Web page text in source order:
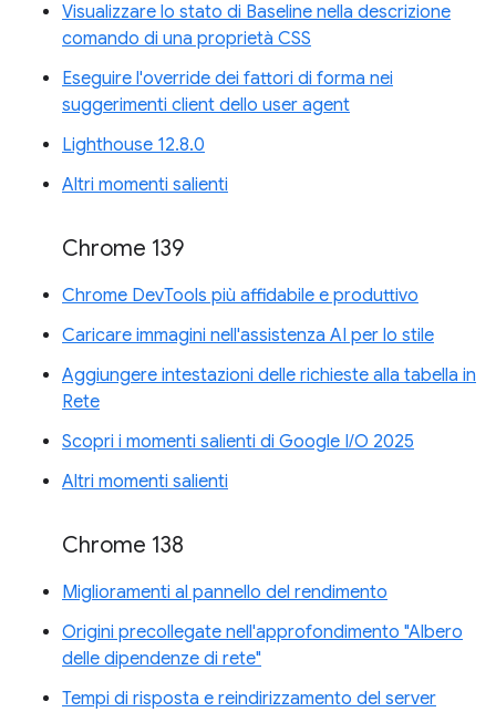
Visualizzare lo stato di Baseline nella descrizione
comando di una proprietà CSS
Eseguire l'override dei fattori di forma nei
suggerimenti client dello user agent
Lighthouse 12.8.0
Altri momenti salienti
Chrome 139
Chrome DevTools più affidabile e produttivo
Caricare immagini nell'assistenza AI per lo stile
Aggiungere intestazioni delle richieste alla tabella in
Rete
Scopri i momenti salienti di Google I/O 2025
Altri momenti salienti
Chrome 138
Miglioramenti al pannello del rendimento
Origini precollegate nell'approfondimento "Albero
delle dipendenze di rete"
Tempi di risposta e reindirizzamento del server